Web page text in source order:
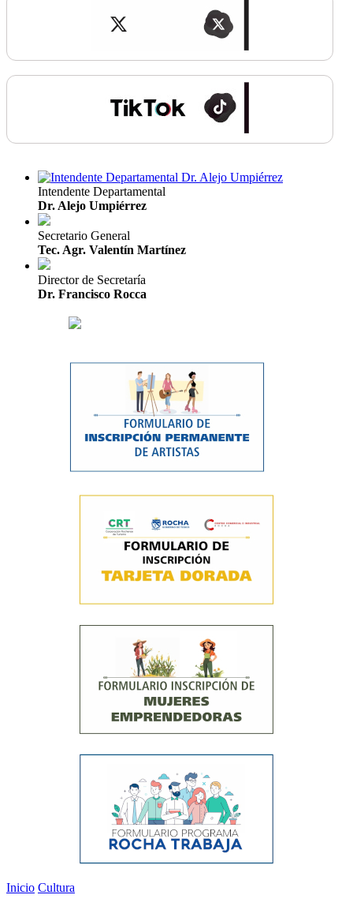
Intendente Departamental
Dr. Alejo Umpiérrez
Secretario General
Tec. Agr. Valentín Martínez
Director de Secretaría
Dr. Francisco Rocca
Inicio Cultura